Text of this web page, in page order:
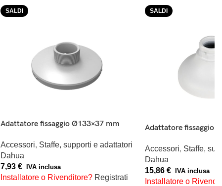
SALDI
Adattatore fissaggio Ø133×37 mm
Accessori, Staffe, supporti e adattatori
Dahua
7,93 € IVA inclusa
Installatore o Rivenditore? Registrati
SALDI
Adattatore fissaggio
Accessori, Staffe,
Dahua
15,86 € IVA inclusa
Installatore o